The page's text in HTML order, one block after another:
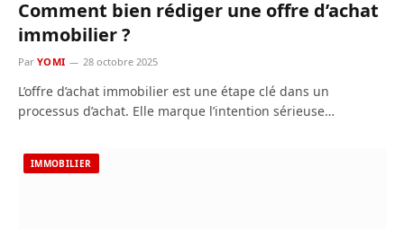
Comment bien rédiger une offre d’achat
immobilier ?
Par YOMI 28 octobre 2025
L’offre d’achat immobilier est une étape clé dans un
processus d’achat. Elle marque l’intention sérieuse…
IMMOBILIER